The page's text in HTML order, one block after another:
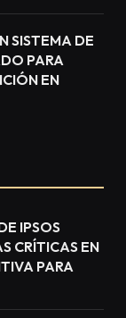
SISTEMA DE
PARA
EN
IPSOS
CRÍTICAS EN
PARA